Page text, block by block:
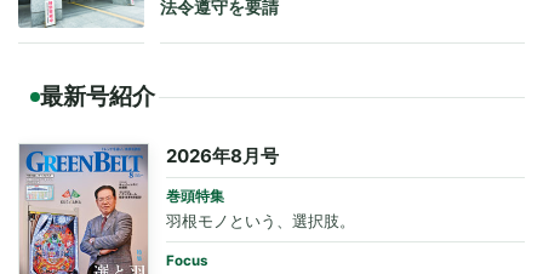
法令遵守を要請
最新号紹介
2026年8月号
巻頭特集
羽根モノという、選択肢。
Focus